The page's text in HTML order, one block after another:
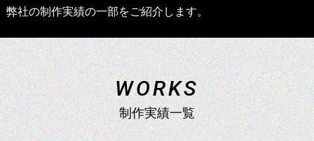
ご法要配信
コンサート配信
企業配信
弊社の制作実績の一部をご紹介します。
WORKS
制作実績一覧